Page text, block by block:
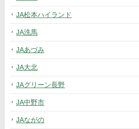
JA松本ハイランド
JA洗馬
JAあづみ
JA大北
JAグリーン長野
JA中野市
JAながの